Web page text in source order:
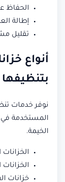
الحفاظ
إطالة
تقليل
أنواع
بتنظيفها
نوفر خدمات
المستخدمة في
الخيمة.
الخزانات
الخزانات
خزانات